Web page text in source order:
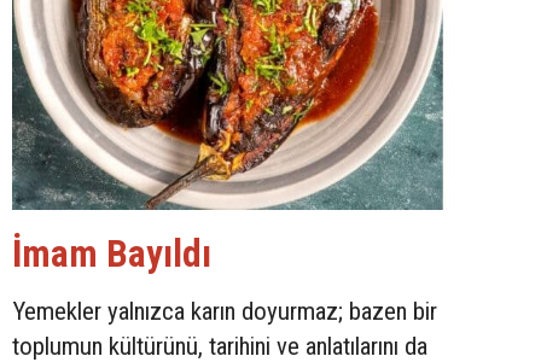
İmam Bayıldı
Yemekler yalnızca karın doyurmaz; bazen bir
toplumun kültürünü, tarihini ve anlatılarını da